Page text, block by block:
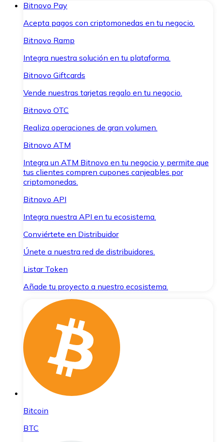
Bitnovo Pay
Acepta pagos con criptomonedas en tu negocio.
Bitnovo Ramp
Integra nuestra solución en tu plataforma.
Bitnovo Giftcards
Vende nuestras tarjetas regalo en tu negocio.
Bitnovo OTC
Realiza operaciones de gran volumen.
Bitnovo ATM
Integra un ATM Bitnovo en tu negocio y permite que
tus clientes compren cupones canjeables por
criptomonedas.
Bitnovo API
Integra nuestra API en tu ecosistema.
Conviértete en Distribuidor
Únete a nuestra red de distribuidores.
Listar Token
Añade tu proyecto a nuestro ecosistema.
Bitcoin
BTC